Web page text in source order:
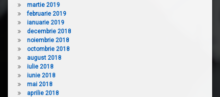
martie 2019
februarie 2019
ianuarie 2019
decembrie 2018
noiembrie 2018
octombrie 2018
august 2018
iulie 2018
iunie 2018
mai 2018
aprilie 2018